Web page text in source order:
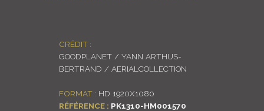
CRÉDIT :
GOODPLANET / YANN ARTHUS-
BERTRAND / AERIALCOLLECTION
FORMAT : HD 1920X1080
RÉFÉRENCE : PK1310-HM001570